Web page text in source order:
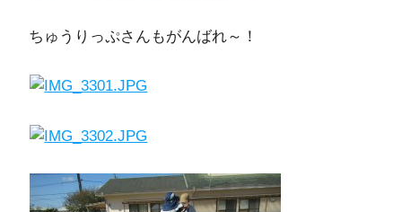
ちゅうりっぷさんもがんばれ～！